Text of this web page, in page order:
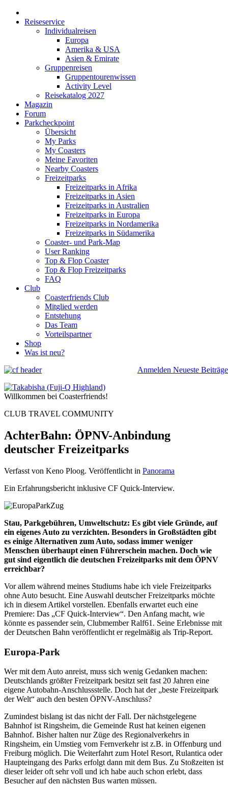
Reiseservice
Individualreisen
Europa
Amerika & USA
Asien & Emirate
Gruppenreisen
Gruppentourenwissen
Activity Level
Reisekatalog 2027
Magazin
Forum
Parkcheckpoint
Übersicht
My Parks
My Coasters
Meine Favoriten
Nearby Coasters
Freizeitparks
Freizeitparks in Afrika
Freizeitparks in Asien
Freizeitparks in Australien
Freizeitparks in Europa
Freizeitparks in Nordamerika
Freizeitparks in Südamerika
Coaster- und Park-Map
User Ranking
Top & Flop Coaster
Top & Flop Freizeitparks
FAQ
Club
Coasterfriends Club
Mitglied werden
Entstehung
Das Team
Vorteilspartner
Shop
Was ist neu?
Anmelden Neueste Beiträge
Willkommen bei Coasterfriends!
CLUB TRAVEL COMMUNITY
AchterBahn: ÖPNV-Anbindung
deutscher Freizeitparks
Verfasst von Keno Ploog. Veröffentlicht in Panorama
Ein Erfahrungsbericht inklusive CF Quick-Interview.
Stau, Parkgebühren, Umweltschutz: Es gibt viele Gründe, auf
ein eigenes Auto zu verzichten. Besonders in Großstädten gibt
es einige Alternativen zum Auto, sodass immer weniger
Menschen überhaupt einen Führerschein machen. Doch wie
gut sind eigentlich die deutschen Freizeitparks mit dem ÖPNV
erreichbar?
Vor allem während meines Studiums habe ich viele Freizeitparks
ohne Auto besucht. Eine Auswahl deutscher Freizeitparks möchte
ich in diesem Artikel vorstellen. Ebenfalls erwartet euch eine
Premiere: Das „CF Quick-Interview“. Den Anfang macht, wie
könnte es passender sein, Clubmember Ralf61. Seine Erlebnisse mit
der Deutschen Bahn veröffentlicht er regelmäßig als Trip-Report.
Europa-Park
Wer mit dem Auto anreist, muss sich wenig Gedanken machen:
Deutschlands größter Freizeitpark besitzt seit fast 20 Jahren eine
eigene Autobahn-Anschlussstelle. Doch hat der „beste Freizeitpark
der Welt“ auch den besten ÖPNV-Anschluss?
Zumindest bislang ist das nicht der Fall. Der nächstgelegene
Bahnhof ist Ringsheim, die Gemeinde Rust hat keinen eigenen
Bahnhof. Bisher halten nur Züge des Regionalverkehrs in
Ringsheim, ein Umstieg vom Fernverkehr ist z.B. in Offenburg und
Freiburg möglich. Die Weiterfahrt zum Hotel Resort, Rulantica oder
Haupteingang des Parks erfolgt dann mit dem Bus. Zu Stoßzeiten ist
dieser leider oft sehr voll und ich habe auch schon erlebt, dass
Besucher auf den nächsten Bus warten müssen.